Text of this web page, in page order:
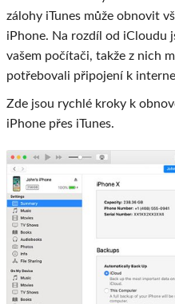
zálohy iTunes může obnovit
iPhone. Na rozdíl od iCloudu
vašem počítači, takže z nich
potřebovali připojení k
Zde jsou rychlé kroky k
iPhone přes iTunes.